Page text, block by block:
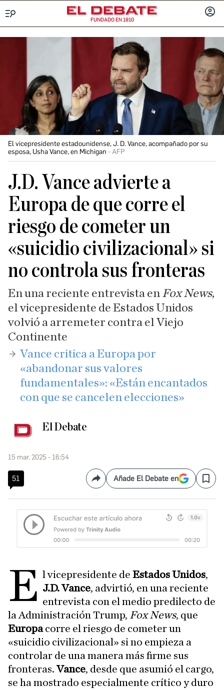
FUNDADO EN 1910
El vicepresidente estadounidense, J. D. Vance, acompañado por su
esposa, Usha Vance, en Michigan
AFP
J.D. Vance advierte a
Europa de que corre el
riesgo de cometer un
«suicidio civilizacional» si
no controla sus fronteras
En una reciente entrevista en Fox News,
el vicepresidente de Estados Unidos
volvió a arremeter contra el Viejo
Continente
​Vance critica a Europa por
«abandonar sus valores
fundamentales»: «Están encantados
con que se cancelen elecciones»
El Debate
15 mar. 2025 - 16:54
51 CompartirAñade El Debate en Save
E l vicepresidente deEstados Unidos,
J.D. Vance, advirtió, en una reciente
entrevista con el medio predilecto de
la Administración Trump, Fox News, que
Europacorre el riesgo de cometer un
«suicidio civilizacional» si no empieza a
controlar de una manera más firme sus
fronteras.Vance, desde que asumió el cargo,
se ha mostrado especialmente crítico y duro